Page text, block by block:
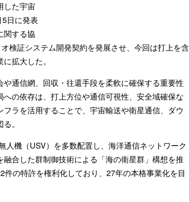
した宇宙
日に発表
関する協
検証システム開発契約を発展させ、今回は打上を含
拡大した。
通信網、回収・往還手段を柔軟に確保する重要性
の依存は、打上方位や通信可視性、安全域確保な
ラを活用することで、宇宙輸送や衛星通信、ダウ
。
人機（USV）を多数配置し、海洋通信ネットワーク
合した群制御技術による「海の衛星群」構想を推
の特許を権利化しており、27年の本格事業化を目